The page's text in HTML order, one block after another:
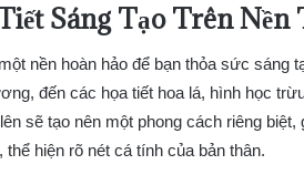
Sáng Tạo Trên
nền hoàn hảo để bạn thỏa sức
đến các họa tiết hoa lá, hình học
sẽ tạo nên một phong cách riêng biệt,
hiện rõ nét cá tính của bản thân.